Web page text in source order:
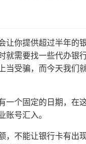
你提供超过半年的
就需要找一些代办银
当受骗，而今天我们
个固定的日期，在这
账号汇入。
不能让银行卡有出